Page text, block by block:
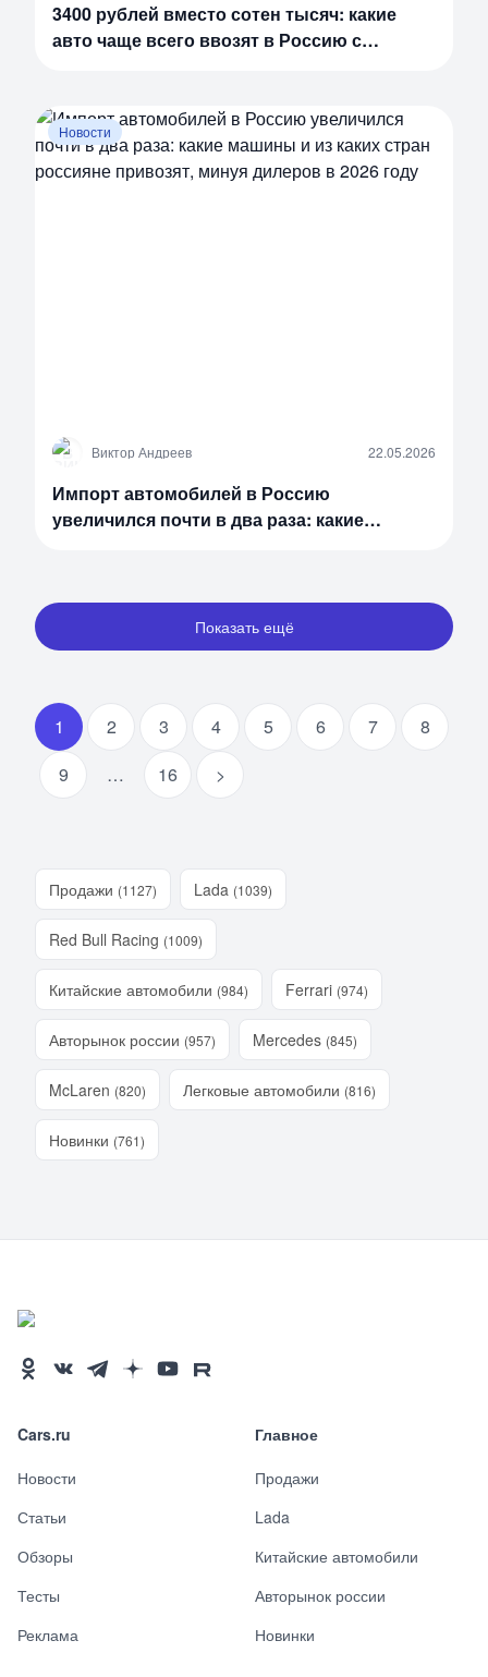
3400 рублей вместо сотен тысяч: какие
авто чаще всего ввозят в Россию с
Новости
В Виктор Андреев 22.05.2026
Импорт автомобилей в Россию
увеличился почти в два раза: какие
Показать ещё
1 2 3 4 5 6 7
8
9
… 16 >
Продажи (1127) Lada (1039)
Red Bull Racing (1009)
Китайские автомобили (984) Ferrari (974)
Авторынок россии (957) Mercedes (845)
McLaren (820) Легковые автомобили (816)
Новинки (761)
Cars.ru
Новости
Статьи
Обзоры
Тесты
Реклама
Главное
Продажи
Lada
Китайские автомобили
Авторынок россии
Новинки